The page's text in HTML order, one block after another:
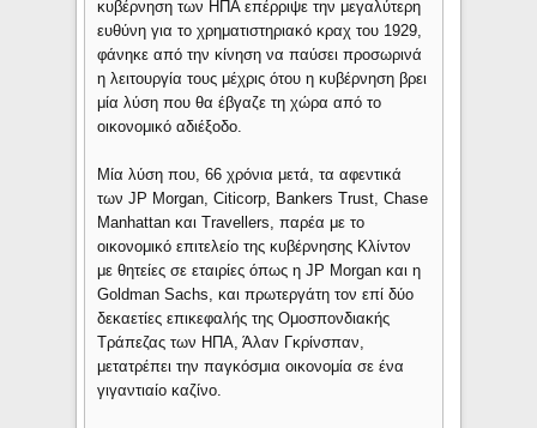
κυβέρνηση των ΗΠΑ επέρριψε την μεγαλύτερη
ευθύνη για το χρηματιστηριακό κραχ του 1929,
φάνηκε από την κίνηση να παύσει προσωρινά
η λειτουργία τους μέχρις ότου η κυβέρνηση βρει
μία λύση που θα έβγαζε τη χώρα από το
οικονομικό αδιέξοδο.
Μία λύση που, 66 χρόνια μετά, τα αφεντικά
των JP Morgan, Citicorp, Bankers Trust, Chase
Manhattan και Travellers, παρέα με το
οικονομικό επιτελείο της κυβέρνησης Κλίντον
με θητείες σε εταιρίες όπως η JP Morgan και η
Goldman Sachs, και πρωτεργάτη τον επί δύο
δεκαετίες επικεφαλής της Ομοσπονδιακής
Τράπεζας των ΗΠΑ, Άλαν Γκρίνσπαν,
μετατρέπει την παγκόσμια οικονομία σε ένα
γιγαντιαίο καζίνο.